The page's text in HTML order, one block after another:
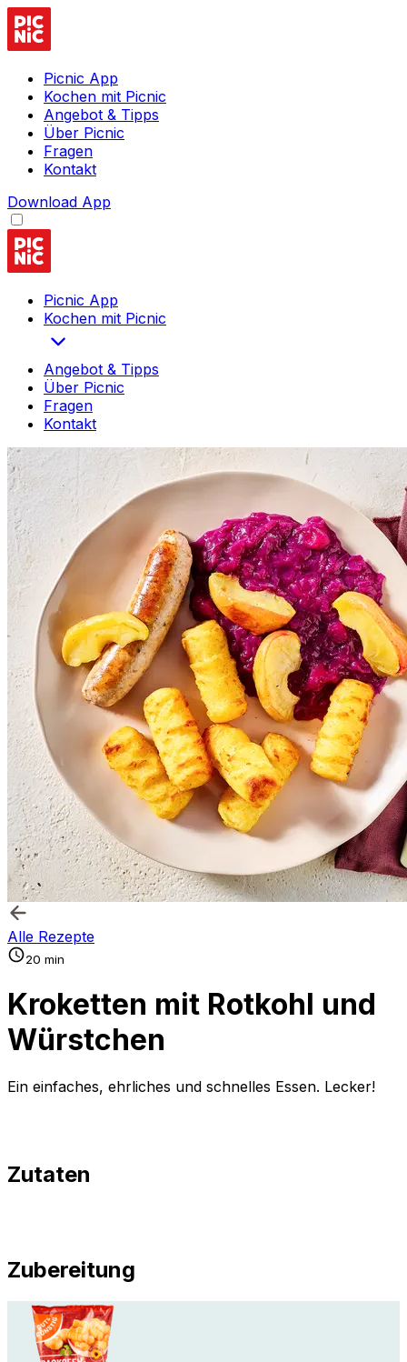
Picnic App
Kochen mit Picnic
Angebot & Tipps
Über Picnic
Fragen
Kontakt
Download App
Picnic App
Kochen mit Picnic
Angebot & Tipps
Über Picnic
Fragen
Kontakt
Alle Rezepte
20 min
Kroketten mit Rotkohl und
Würstchen
Ein einfaches, ehrliches und schnelles Essen. Lecker!
Zutaten
Zubereitung